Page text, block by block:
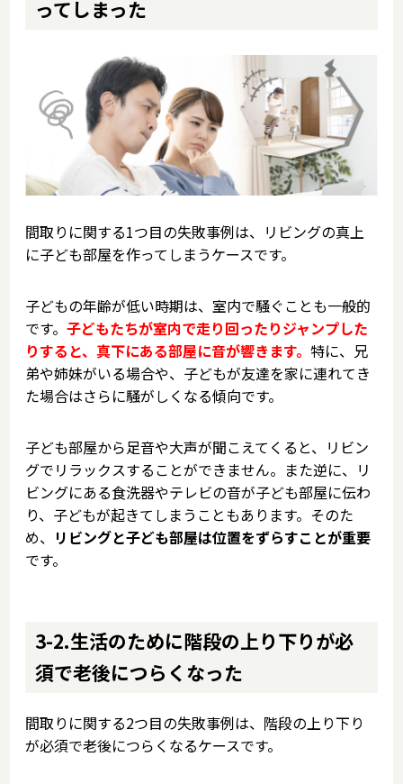
ってしまった
間取りに関する1つ目の失敗事例は、リビングの真上
に子ども部屋を作ってしまうケースです。
子どもの年齢が低い時期は、室内で騒ぐことも一般的
です。子どもたちが室内で走り回ったりジャンプした
りすると、真下にある部屋に音が響きます。 特に、兄
弟や姉妹がいる場合や、子どもが友達を家に連れてき
た場合はさらに騒がしくなる傾向です。
子ども部屋から足音や大声が聞こえてくると、リビン
グでリラックスすることができません。また逆に、リ
ビングにある食洗器やテレビの音が子ども部屋に伝わ
り、子どもが起きてしまうこともあります。そのた
め、 リビングと子ども部屋は位置をずらすことが重要
です。
3-2.生活のために階段の上り下りが必
須で老後につらくなった
間取りに関する2つ目の失敗事例は、階段の上り下り
が必須で老後につらくなるケースです。